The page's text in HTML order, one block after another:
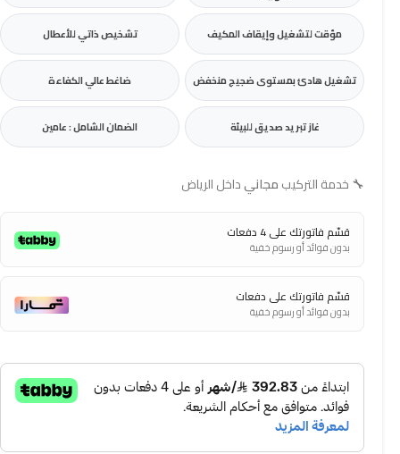
مؤقت لتشغيل وإيقاف المكيف تشخيص ذاتي للأعطال
تشغيل هادئ بمستوى ضجيج منخفض ضاغط عالي الكفاءة
غاز تبريد صديق للبيئة الضمان الشامل : عامين
🔧خدمة التركيبمجانيداخل الرياض
قسّم فاتورتك على 4 دفعات
بدون فوائد أو رسوم خفية
قسّم فاتورتك على دفعات
بدون فوائد أو رسوم خفية